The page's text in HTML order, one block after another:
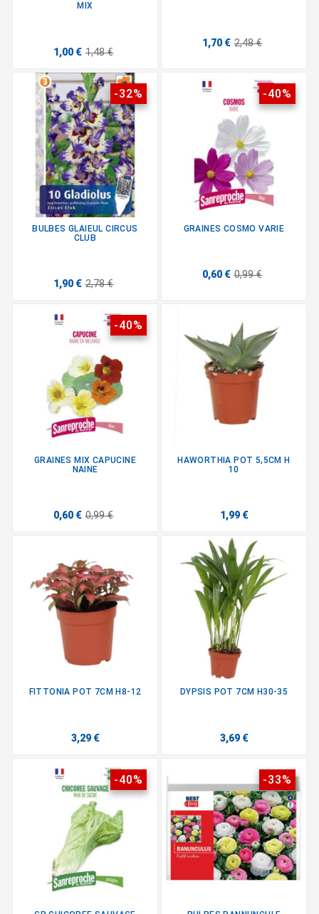
MIX
1,00 € 1,48 €
1,70 € 2,48 €
-32%
BULBES GLAIEUL CIRCUS
CLUB
1,90 € 2,78 €
-40%
GRAINES COSMO VARIE
0,60 € 0,99 €
-40%
GRAINES MIX CAPUCINE
NAINE
0,60 € 0,99 €
HAWORTHIA POT 5,5CM H
10
1,99 €
FITTONIA POT 7CM H8-12
3,29 €
DYPSIS POT 7CM H30-35
3,69 €
-40% -33%